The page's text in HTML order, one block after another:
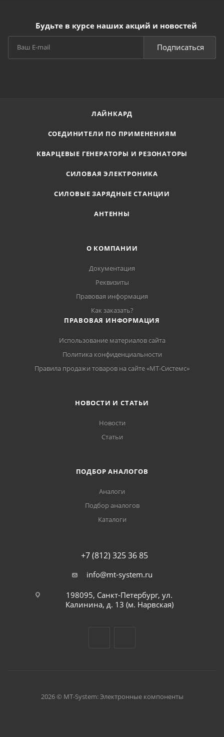
Будьте в курсе наших акций и новостей
Подписаться
ЛАЙНКАРД
СОЕДИНИТЕЛИ ПО ПРИМЕНЕНИЯМ
КВАРЦЕВЫЕ ГЕНЕРАТОРЫ И РЕЗОНАТОРЫ
СИЛОВАЯ ЭЛЕКТРОНИКА
СИЛОВЫЕ ЗАРЯДНЫЕ СТАНЦИИ
АНТЕННЫ
О КОМПАНИИ
Документация
Реквизиты
Правовая информация
Как заказать?
ПРАВОВАЯ ИНФОРМАЦИЯ
Использование материалов сайта
Политика конфиденциальности
Правила продажи товаров на сайте «МТ-Системс»
НОВОСТИ И СТАТЬИ
Новости
Статьи
ПОДБОР АНАЛОГОВ
Аналоги
Подбор аналогов
Каталоги
+7 (812) 325 36 85
info@mt-system.ru
198095, Санкт-Петербург, ул.
Калинина, д. 13 (м. Нарвская)
2026 © MT-System: Электронные компоненты